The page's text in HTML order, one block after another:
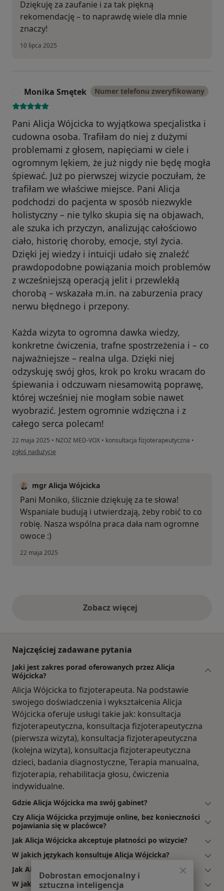
Dziękuję za zaufanie i za tak piękną
rekomendację – to naprawdę wiele dla mnie
znaczy!
10 lipca 2025
Monika Smętek Numer telefonu zweryfikowany
Pani Alicja Wójcicka to wyjątkowa specjalistka i
cudowna osoba. Trafiłam do niej z dużymi
problemami z głosem, napięciami w ciele i
ogromnym lękiem, że już nigdy nie będę mogła
śpiewać. Już po pierwszej wizycie poczułam, że
trafiłam we właściwe miejsce. Pani Alicja
podchodzi do pacjenta w sposób niezwykle
holistyczny – nie tylko skupia się na objawach,
ale szuka ich przyczyn, analizując całościowo
ciało, historię choroby, emocje, styl życia.
Dzięki jej wiedzy i intuicji udało się znaleźć
prawdopodobne powiązania moich problemów
z wcześniejszą operacją jelit i przewlekłą
chorobą – wskazała m.in. na zaburzenia pracy
nerwu błędnego i przepony.
Każda wizyta to ogromna dawka wiedzy,
konkretne ćwiczenia, trafne spostrzeżenia i – co
najważniejsze – realna ulga. Dzięki niej
odzyskuję swój głos, krok po kroku wracam do
śpiewania i odczuwam niesamowitą poprawę,
której wcześniej nie mogłam sobie nawet
wyobrazić. Jestem ogromnie wdzięczna i z
całego serca polecam!
22 maja 2025 • NZOZ MED-VOX • konsultacja fizjoterapeutyczna •
w opinii użytkownika Monika Smętek
zgłoś nadużycie
mgr Alicja Wójcicka
Pani Moniko, ślicznie dziękuję za te słowa!
Wspaniale budują i utwierdzają, żeby robić to co
robię. Nasza wspólna praca dała nam ogromne
owoce :)
22 maja 2025
Zobacz więcejopinie powyżej
Najczęściej zadawane pytania
Jaki jest zakres porad oferowanych przez Alicja
Wójcicka?
Alicja Wójcicka to fizjoterapeuta. Na podstawie
swojego doświadczenia i wykształcenia Alicja
Wójcicka oferuje usługi takie jak: konsultacja
fizjoterapeutyczna, konsultacja fizjoterapeutyczna
(pierwsza wizyta), konsultacja fizjoterapeutyczna
(kolejna wizyta), konsultacja fizjoterapeutyczna
dzieci, badania diagnostyczne, Terapia manualna,
fizjoterapia, rehabilitacja głosu, ćwiczenia
indywidualne.
Gdzie Alicja Wójcicka ma swój gabinet?
Czy Alicja Wójcicka przyjmuje online, bez konieczności
pojawiania się w placówce?
Jak Alicja Wójcicka akceptuje płatności po wizycie?
W jakich językach konsultuje Alicja Wójcicka?
Jak Alicja Wójcicka umawia wizyty?
W jakich godzinach przyjmuje Alicja Wójcicka?
Dobrostan emocjonalny i
sztuczna inteligencja